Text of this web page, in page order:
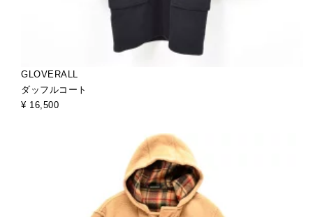
GLOVERALL
ダッフルコート
¥ 16,500